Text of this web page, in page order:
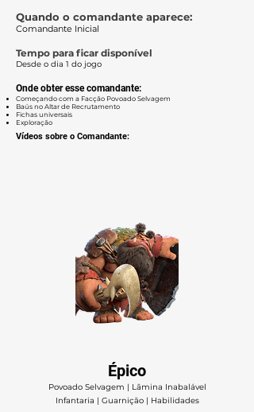
Quando o comandante aparece:
Comandante Inicial
Tempo para ficar disponível
Desde o dia 1 do jogo
Onde obter esse comandante:
Começando com a Facção Povoado Selvagem
Baús no Altar de Recrutamento
Fichas universais
Exploração
Vídeos sobre o Comandante:
Épico
Povoado Selvagem | Lâmina Inabalável
Infantaria | Guarnição | Habilidades